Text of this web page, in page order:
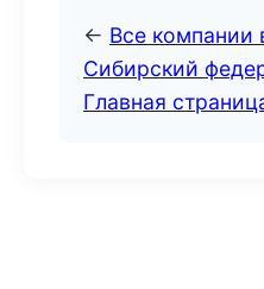
← Все компании
Сибирский
Главная